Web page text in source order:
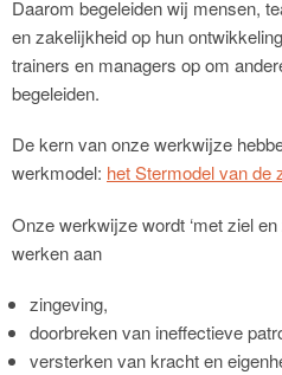
Daarom begeleiden wij mensen,
en zakelijkheid op hun
trainers en managers op om
begeleiden.
De kern van onze werkwijze
werkmodel: hetStermodel van de
Onze werkwijze wordt ‘met ziel
werken aan
zingeving,
doorbreken van ineffectieve
versterken van kracht en